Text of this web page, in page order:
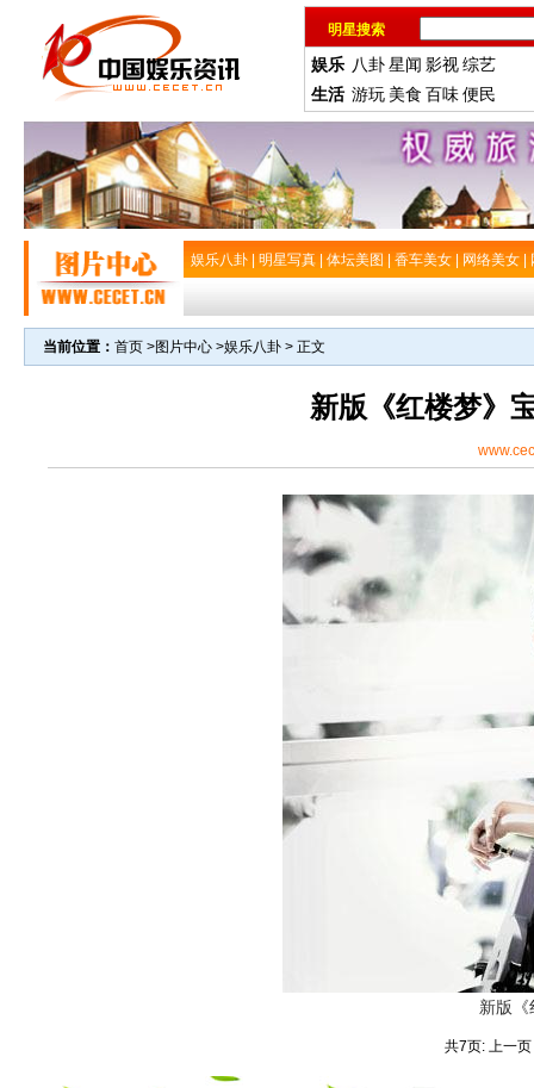
明星搜索
娱乐 八卦星闻 影视综艺
生活 游玩 美食 百味便民
娱乐八卦 明星写真 体坛美图 香车美女 网络美女
当前位置： 首页 >图片中心 >娱乐八卦 > 正文
新版《红楼梦》
新版
共7页: 上一